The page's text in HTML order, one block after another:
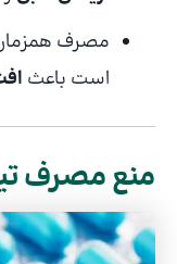
مصرف
است باعث
منع مصرف